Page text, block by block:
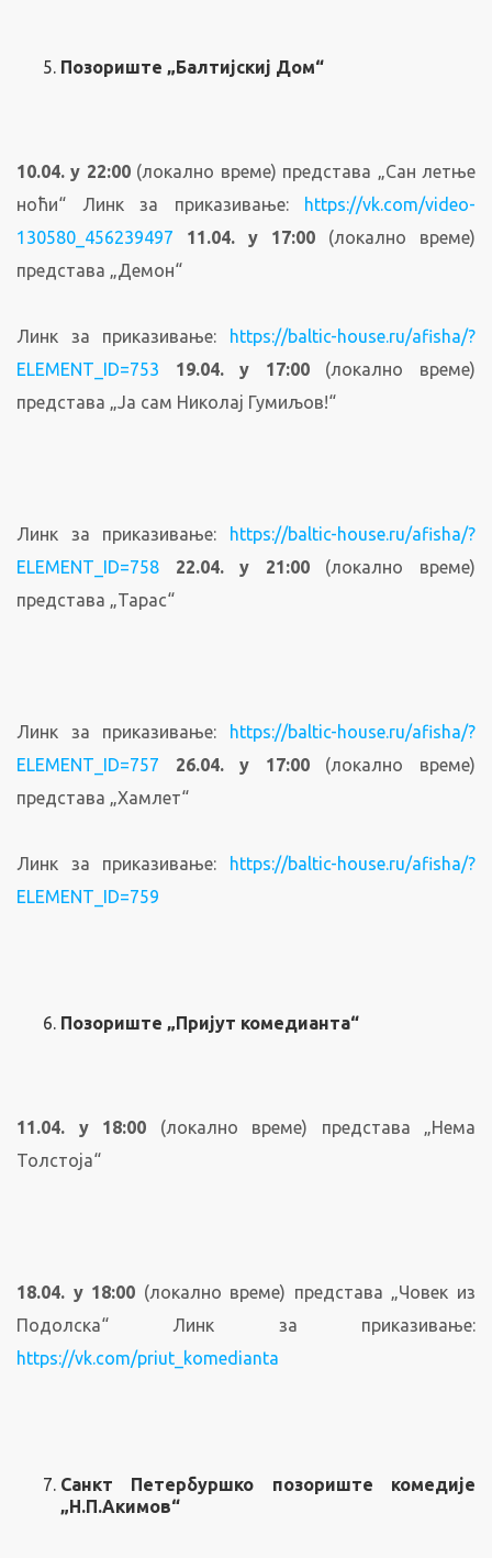
Позориште „Балтијскиј Дом“
10.04. у 22:00 (локално време) представа „Сан летње
ноћи“ Линк за приказивање:
https://vk.com/video-
130580_456239497
11.04. у 17:00 (локално време)
представа „Демон“
Линк за приказивање:
https://baltic-house.ru/afisha/?
ELEMENT_ID=753
19.04. у 17:00 (локално време)
представа „Ја сам Николај Гумиљов!“
Линк за приказивање:
https://baltic-house.ru/afisha/?
ELEMENT_ID=758
22.04. у 21:00 (локално време)
представа „Тарас“
Линк за приказивање:
https://baltic-house.ru/afisha/?
ELEMENT_ID=757
26.04. у 17:00 (локално време)
представа „Хамлет“
Линк за приказивање:
https://baltic-house.ru/afisha/?
ELEMENT_ID=759
Позориште „Пријут комедианта“
11.04. у 18:00 (локално време) представа „Нема
Толстоја“
18.04. у 18:00 (локално време) представа „Човек из
Подолска“ Линк за приказивање:
https://vk.com/priut_komedianta
Санкт Петербуршко позориште комедије
„Н.П.Акимов“